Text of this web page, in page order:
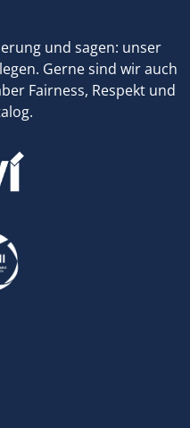
und sagen: unser
Gerne sind wir auch
Fairness, Respekt und